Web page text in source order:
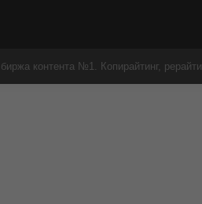
контента №1. Копирайтинг,